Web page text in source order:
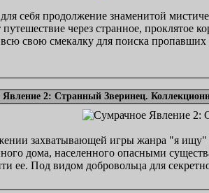
себя продолжение знаменитой
путешествие через странное, проклятое
свою смекалку для поиска пропавших
2: Странный Зверинец.
захватывающей игры жанра "я ищу"
дома, населенного опасными
ее. Под видом добровольца для